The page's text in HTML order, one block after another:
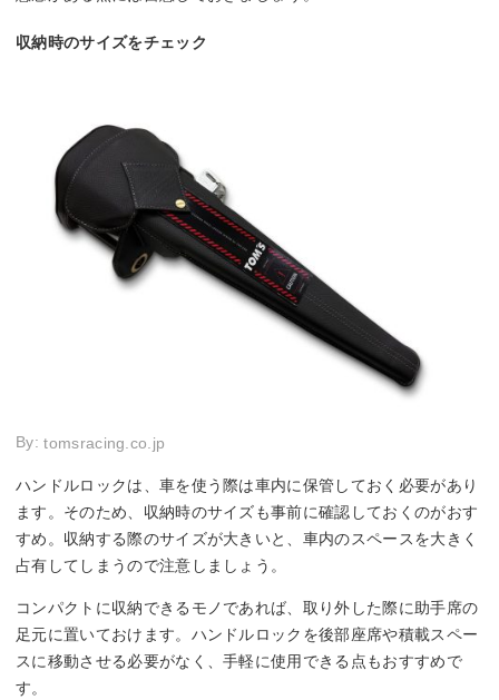
収納時のサイズをチェック
By:tomsracing.co.jp
ハンドルロックは、車を使う際は車内に保管しておく必要があり
ます。そのため、収納時のサイズも事前に確認しておくのがおす
すめ。収納する際のサイズが大きいと、車内のスペースを大きく
占有してしまうので注意しましょう。
コンパクトに収納できるモノであれば、取り外した際に助手席の
足元に置いておけます。ハンドルロックを後部座席や積載スペー
スに移動させる必要がなく、手軽に使用できる点もおすすめで
す。